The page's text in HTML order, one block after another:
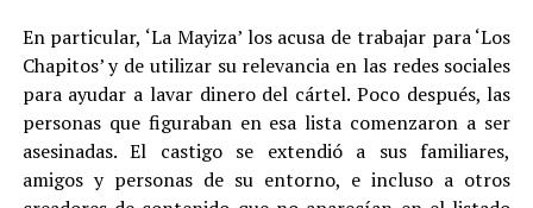
En particular, ‘La Mayiza’ los acusa de trabajar para ‘Los
Chapitos’ y de utilizar su relevancia en las redes sociales
para ayudar a lavar dinero del cártel. Poco después, las
personas que figuraban en esa lista comenzaron a ser
asesinadas. El castigo se extendió a sus familiares,
amigos y personas de su entorno, e incluso a otros